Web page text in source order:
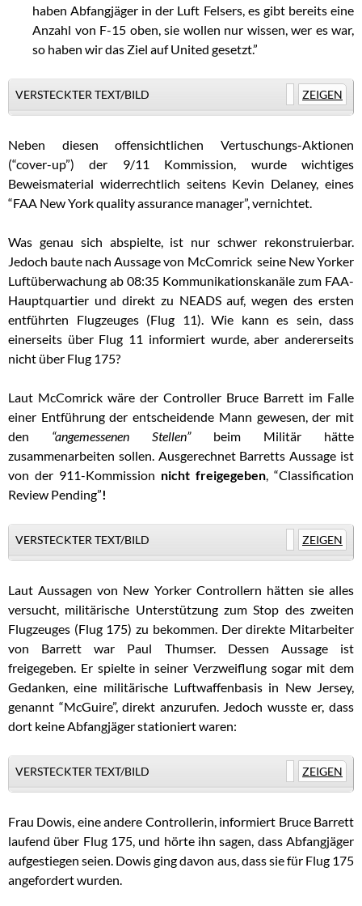
haben Abfangjäger in der Luft Felsers, es gibt bereits eine
Anzahl von F-15 oben, sie wollen nur wissen, wer es war,
so haben wir das Ziel auf United gesetzt.”
VERSTECKTER TEXT/BILD ZEIGEN
Neben diesen offensichtlichen Vertuschungs-Aktionen
(“cover-up”) der 9/11 Kommission, wurde wichtiges
Beweismaterial widerrechtlich seitens Kevin Delaney, eines
“FAA New York quality assurance manager”, vernichtet.
Was genau sich abspielte, ist nur schwer rekonstruierbar.
Jedoch baute nach Aussage von McComrick seine New Yorker
Luftüberwachung ab 08:35 Kommunikationskanäle zum FAA-
Hauptquartier und direkt zu NEADS auf, wegen des ersten
entführten Flugzeuges (Flug 11). Wie kann es sein, dass
einerseits über Flug 11 informiert wurde, aber andererseits
nicht über Flug 175?
Laut McComrick wäre der Controller Bruce Barrett im Falle
einer Entführung der entscheidende Mann gewesen, der mit
den “angemessenen Stellen” beim Militär hätte
zusammenarbeiten sollen. Ausgerechnet Barretts Aussage ist
von der 911-Kommission nicht freigegeben, “Classification
Review Pending”!
VERSTECKTER TEXT/BILD ZEIGEN
Laut Aussagen von New Yorker Controllern hätten sie alles
versucht, militärische Unterstützung zum Stop des zweiten
Flugzeuges (Flug 175) zu bekommen. Der direkte Mitarbeiter
von Barrett war Paul Thumser. Dessen Aussage ist
freigegeben. Er spielte in seiner Verzweiflung sogar mit dem
Gedanken, eine militärische Luftwaffenbasis in New Jersey,
genannt “McGuire”, direkt anzurufen. Jedoch wusste er, dass
dort keine Abfangjäger stationiert waren:
VERSTECKTER TEXT/BILD ZEIGEN
Frau Dowis, eine andere Controllerin, informiert Bruce Barrett
laufend über Flug 175, und hörte ihn sagen, dass Abfangjäger
aufgestiegen seien. Dowis ging davon aus, dass sie für Flug 175
angefordert wurden.